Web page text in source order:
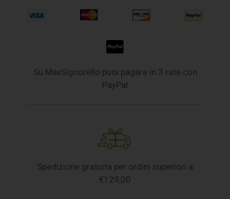
Su MaxSignorello puoi pagare in 3 rate con
PayPal
Spedizione gratuita per ordini superiori a
€129,00